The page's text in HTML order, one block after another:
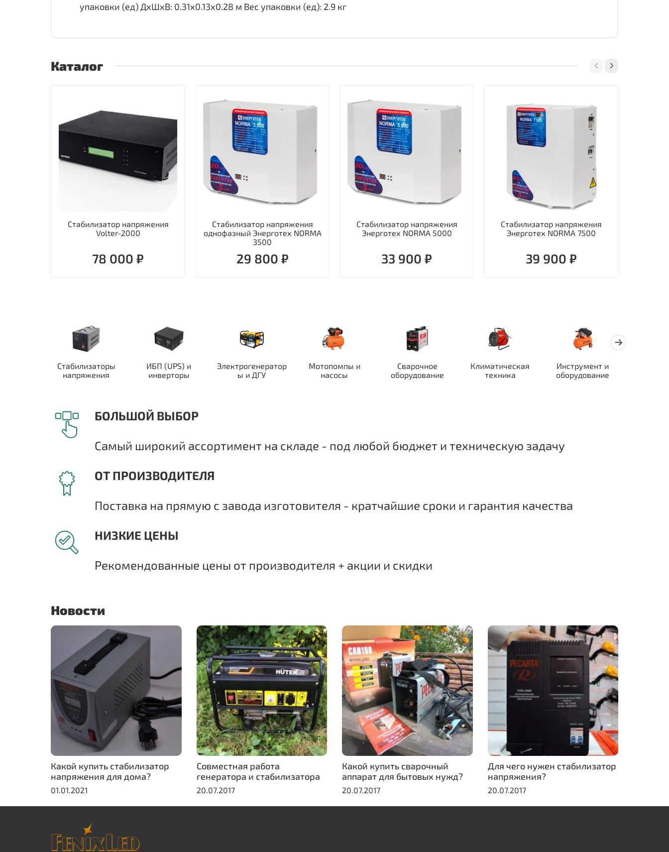
упаковки (ед) ДхШхВ: 0.31x0.13x0.28 м Вес упаковки (ед): 2.9 кг
Каталог
Стабилизатор напряжения
Volter-2000
78 000 ₽
Стабилизатор напряжения
однофазный Энерготех NORMA
3500
29 800 ₽
Стабилизатор напряжения
Энерготех NORMA 5000
33 900 ₽
Стабилизатор напряжения
Энерготех NORMA 7500
39 900 ₽
Стабилизаторы
напряжения
ИБП (UPS) и
инверторы
Электрогенератор
ы и ДГУ
Мотопомпы и
насосы
Сварочное
оборудование
Климатическая
техника
Инструмент и
оборудование
БОЛЬШОЙ ВЫБОР
Самый широкий ассортимент на складе - под любой бюджет и техническую задачу
ОТ ПРОИЗВОДИТЕЛЯ
Поставка на прямую с завода изготовителя - кратчайшие сроки и гарантия качества
НИЗКИЕ ЦЕНЫ
Рекомендованные цены от производителя + акции и скидки
Новости
Какой купить стабилизатор
напряжения для дома?
01.01.2021
Совместная работа
генератора и стабилизатора
20.07.2017
Какой купить сварочный
аппарат для бытовых нужд?
20.07.2017
Для чего нужен стабилизатор
напряжения?
20.07.2017